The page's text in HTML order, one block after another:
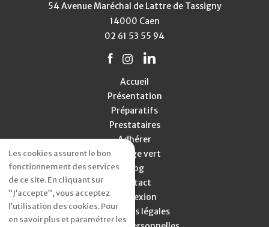
54 Avenue Maréchal de Lattre de Tassigny
14000 Caen
02 61 53 55 94
Accueil
Présentation
Préparatifs
Prestataires
Adhérer
Mariage vert
Blog
Contact
Connexion
Mentions légales
Les cookies assurent le bon
fonctionnement des services
de ce site. En cliquant sur
”J’accepte”, vous acceptez
l’utilisation des cookies. Pour
en savoir plus et paramétrer les